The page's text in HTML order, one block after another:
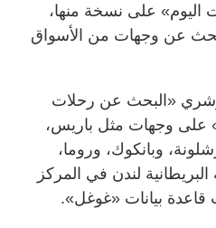
اليوم» على نسخة منها،
عن وجهات من الأسواق
«البحث عن رحلات
على وجهات مثل باريس،
وبانكوك، وروما،
لندن في المركز
بيانات «غوغل».